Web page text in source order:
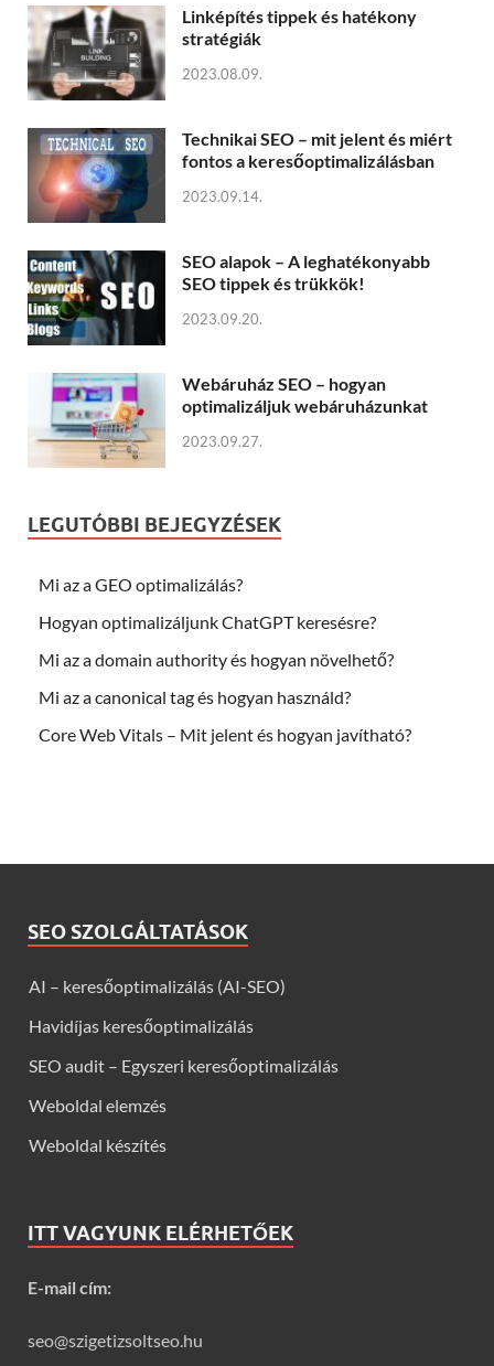
Linképítés tippek és hatékony
stratégiák
2023.08.09.
Technikai SEO – mit jelent és miért
fontos a keresőoptimalizálásban
2023.09.14.
SEO alapok – A leghatékonyabb
SEO tippek és trükkök!
2023.09.20.
Webáruház SEO – hogyan
optimalizáljuk webáruházunkat
2023.09.27.
LEGUTÓBBI BEJEGYZÉSEK
Mi az a GEO optimalizálás?
Hogyan optimalizáljunk ChatGPT keresésre?
Mi az a domain authority és hogyan növelhető?
Mi az a canonical tag és hogyan használd?
Core Web Vitals – Mit jelent és hogyan javítható?
SEO SZOLGÁLTATÁSOK
AI – keresőoptimalizálás (AI-SEO)
Havidíjas keresőoptimalizálás
SEO audit – Egyszeri keresőoptimalizálás
Weboldal elemzés
Weboldal készítés
ITT VAGYUNK ELÉRHETŐEK
E-mail cím:
seo@szigetizsoltseo.hu